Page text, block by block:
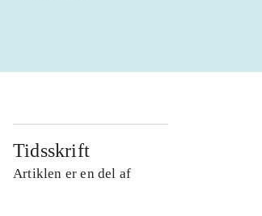
Tidsskrift
Artiklen er en del af